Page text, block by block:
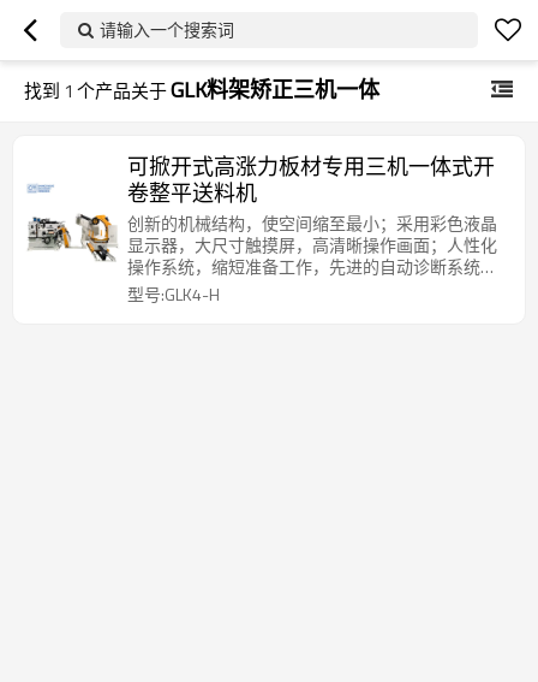
请输入一个搜索词
找到 1 个产品关于GLK料架矫正三机一体
可掀开式高涨力板材专用三机一体式开
卷整平送料机
创新的机械结构，使空间缩至最小；采用彩色液晶
显示器，大尺寸触摸屏，高清晰操作画面；人性化
操作系统，缩短准备工作，先进的自动诊断系统，
协助掌控本机卓越性能；采用进口伺服系统，确保
高精度送料；送料滚轮及整平滚轮经特殊热处理，
型号:GLK4-H